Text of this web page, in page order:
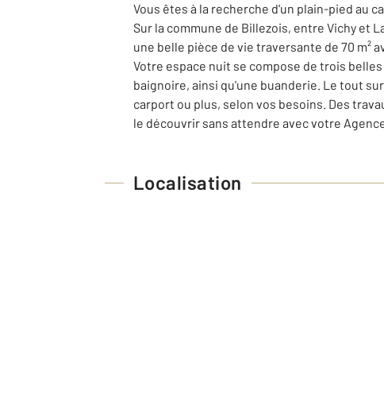
Vous êtes à la recherche d'un plain-pied au
Sur la commune de Billezois, entre Vichy et
une belle pièce de vie traversante de 70 m²
Votre espace nuit se compose de trois
baignoire, ainsi qu'une buanderie. Le tout
carport ou plus, selon vos besoins. Des
le découvrir sans attendre avec votre
Localisation